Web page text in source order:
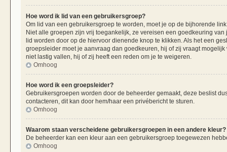
Hoe word ik lid van een gebruikersgroep?
Om lid van een gebruikersgroep te worden, moet je op de bijhorende
Niet alle groepen zijn vrij toegankelijk, ze vereisen een goedkeuring
lid worden door op de hiervoor dienende knop te klikken. Als het een
groepsleider moet je aanvraag dan goedkeuren, hij of zij vraagt
niet lastig vallen, hij of zij heeft een reden om je te weigeren.
Omhoog
Hoe word ik een groepsleider?
Gebruikersgroepen worden door de beheerder gemaakt, deze beslist
contacteren, dit kan door hem/haar een privébericht te sturen.
Omhoog
Waarom staan verscheidene gebruikersgroepen in een andere kleur?
De beheerder kan een kleur aan een gebruikersgroep toegewezen
Omhoog